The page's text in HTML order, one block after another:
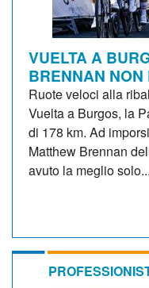
VUELTA A
BRENNAN
Ruote veloci alla
Vuelta a Burgos, la
di 178 km. Ad
Matthew Brennan
avuto la meglio solo...